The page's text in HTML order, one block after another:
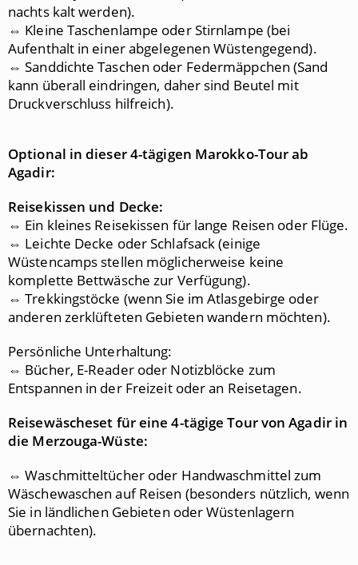
nachts kalt werden).
⇔ Kleine Taschenlampe oder Stirnlampe (bei
Aufenthalt in einer abgelegenen Wüstengegend).
⇔ Sanddichte Taschen oder Federmäppchen (Sand
kann überall eindringen, daher sind Beutel mit
Druckverschluss hilfreich).
Optional in dieser 4-tägigen Marokko-Tour ab
Agadir:
Reisekissen und Decke:
⇔ Ein kleines Reisekissen für lange Reisen oder Flüge.
⇔ Leichte Decke oder Schlafsack (einige
Wüstencamps stellen möglicherweise keine
komplette Bettwäsche zur Verfügung).
⇔ Trekkingstöcke (wenn Sie im Atlasgebirge oder
anderen zerklüfteten Gebieten wandern möchten).
Persönliche Unterhaltung:
⇔ Bücher, E-Reader oder Notizblöcke zum
Entspannen in der Freizeit oder an Reisetagen.
Reisewäscheset für eine 4-tägige Tour von Agadir in
die Merzouga-Wüste:
⇔ Waschmitteltücher oder Handwaschmittel zum
Wäschewaschen auf Reisen (besonders nützlich, wenn
Sie in ländlichen Gebieten oder Wüstenlagern
übernachten).